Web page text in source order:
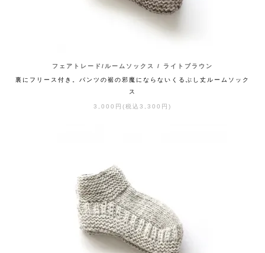
フェアトレード/ルームソックス / ライトブラウン
裏にフリース付き。パンツの裾の邪魔にならないくるぶし丈ルームソック
ス
3,000円(税込3,300円)